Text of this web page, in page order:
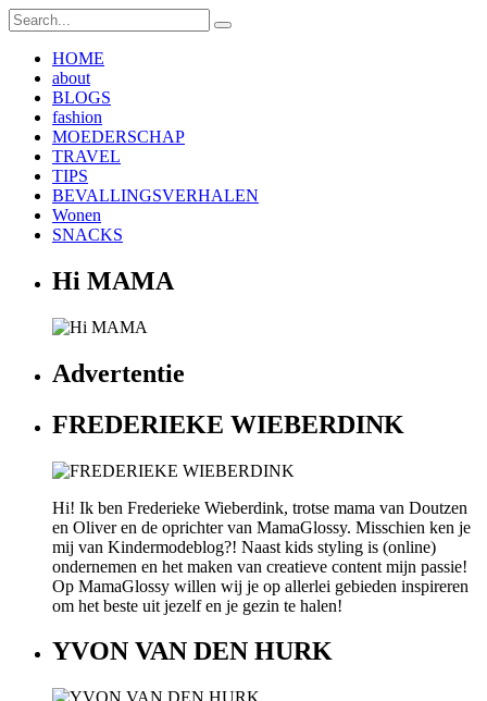
HOME
about
BLOGS
fashion
MOEDERSCHAP
TRAVEL
TIPS
BEVALLINGSVERHALEN
Wonen
SNACKS
Hi MAMA
Advertentie
FREDERIEKE WIEBERDINK
Hi! Ik ben Frederieke Wieberdink, trotse mama van Doutzen
en Oliver en de oprichter van MamaGlossy. Misschien ken je
mij van Kindermodeblog?! Naast kids styling is (online)
ondernemen en het maken van creatieve content mijn passie!
Op MamaGlossy willen wij je op allerlei gebieden inspireren
om het beste uit jezelf en je gezin te halen!
YVON VAN DEN HURK